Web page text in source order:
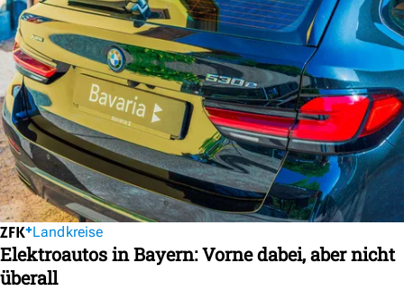
Landkreise
Elektroautos in Bayern: Vorne dabei, aber nicht
überall